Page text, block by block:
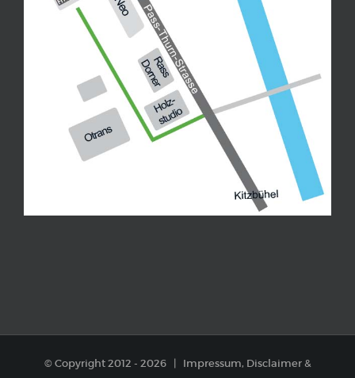
© Copyright 2012 - 2026 | Impressum, Disclaimer&